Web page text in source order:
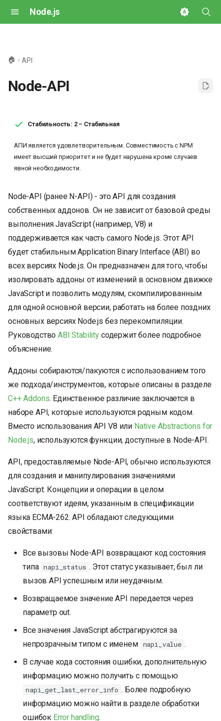
Node.js
ц
а
ц
и
я
п
о
с
к
а
🏠 API
Node-API
Стабильность: 2 – Стабильная
АПИ является удовлетворительным. Совместимость с NPM
имеет высший приоритет и не будет нарушена кроме случаев
явной необходимости.
Node-API (ранее N-API) - это API для создания
собственных аддонов. Он не зависит от базовой среды
выполнения JavaScript (например, V8) и
поддерживается как часть самого Node.js. Этот API
будет стабильным Application Binary Interface (ABI) во
всех версиях Node.js. Он предназначен для того, чтобы
изолировать аддоны от изменений в основном движке
JavaScript и позволить модулям, скомпилированным
для одной основной версии, работать на более поздних
основных версиях Node.js без перекомпиляции.
РуководствоABI Stability содержит более подробное
объяснение.
Аддоны собираются/пакуются с использованием того
же подхода/инструментов, которые описаны в разделе
C++ Addons. Единственное различие заключается в
наборе API, которые используются родным кодом.
Вместо использования API V8 или Native Abstractions for
Node.js, используются функции, доступные в Node-API.
API, предоставляемые Node-API, обычно используются
для создания и манипулирования значениями
JavaScript. Концепции и операции в целом
соответствуют идеям, указанным в спецификации
языка ECMA-262. API обладают следующими
свойствами:
Все вызовы Node-API возвращают код состояния
типа napi_status . Этот статус указывает, был ли
вызов API успешным или неудачным.
Возвращаемое значение API передается через
параметр out.
Все значения JavaScript абстрагируются за
непрозрачным типом с именем napi_value .
В случае кода состояния ошибки, дополнительную
информацию можно получить с помощью
napi_get_last_error_info . Более подробную
информацию можно найти в разделе обработки
ошибок Error handling.